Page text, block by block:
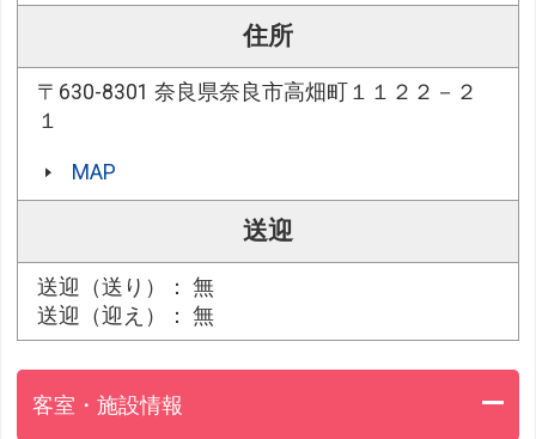
住所
〒630-8301 奈良県奈良市高畑町１１２２－２
１
MAP
送迎
送迎（送り）： 無
送迎（迎え）： 無
客室・施設情報